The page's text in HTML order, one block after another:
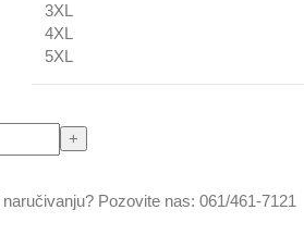
3XL
4XL
5XL
Pozovite nas: 061/461-7121